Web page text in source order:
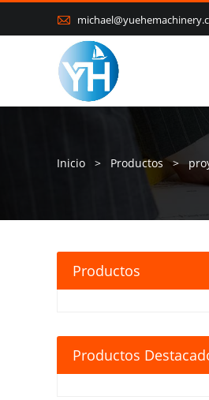

Inicio > Productos >
Productos
Productos